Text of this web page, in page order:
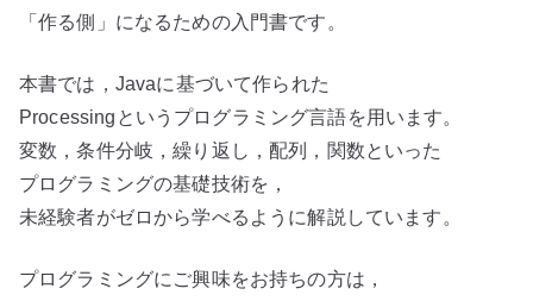
「作る側」になるための入門書です。
本書では，Javaに基づいて作られた
Processingというプログラミング言語を用います。
変数，条件分岐，繰り返し，配列，関数といった
プログラミングの基礎技術を，
未経験者がゼロから学べるように解説しています。
プログラミングにご興味をお持ちの方は，